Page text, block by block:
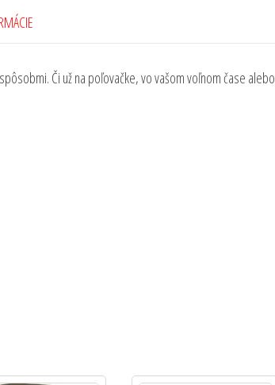
Či už na poľovačke, vo vašom voľnom čase alebo